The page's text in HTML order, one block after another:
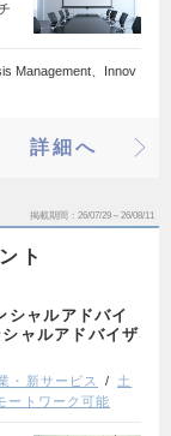
Management、Innov
詳細へ
掲載期間 26/07/29～26/08/11
ト
シャルアドバイ
ャルアドバイザ
・新サービス
土
ートワーク可能